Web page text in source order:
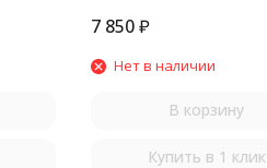
7 850 ₽
Нет в наличии
В корзину
Купить в 1 клик